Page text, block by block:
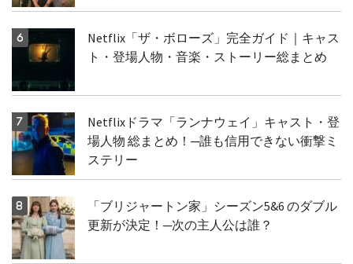
Netflix「ザ・ボローズ」完全ガイド｜キャス
ト・登場人物・音楽・ストーリー総まとめ
Netflixドラマ「ランナウェイ」キャスト・登
場人物 総まとめ！─誰も信用できない衝撃ミ
ステリー
「ブリジャートン家」シーズン5&6 のダブル
更新が決定！─次の主人公は誰？